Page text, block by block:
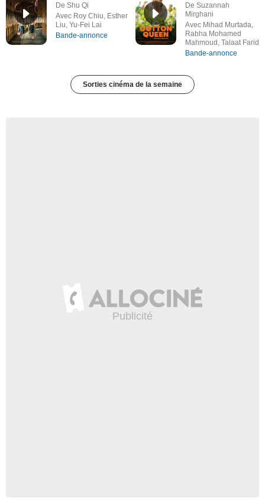
De Shu Qi
Avec Roy Chiu, Esther
Liu, Yu-Fei Lai
Bande-annonce
De Suzannah
Mirghani
Avec Mihad Murtada,
Rabha Mohamed
Mahmoud, Talaat Farid
Bande-annonce
Sorties cinéma de la semaine